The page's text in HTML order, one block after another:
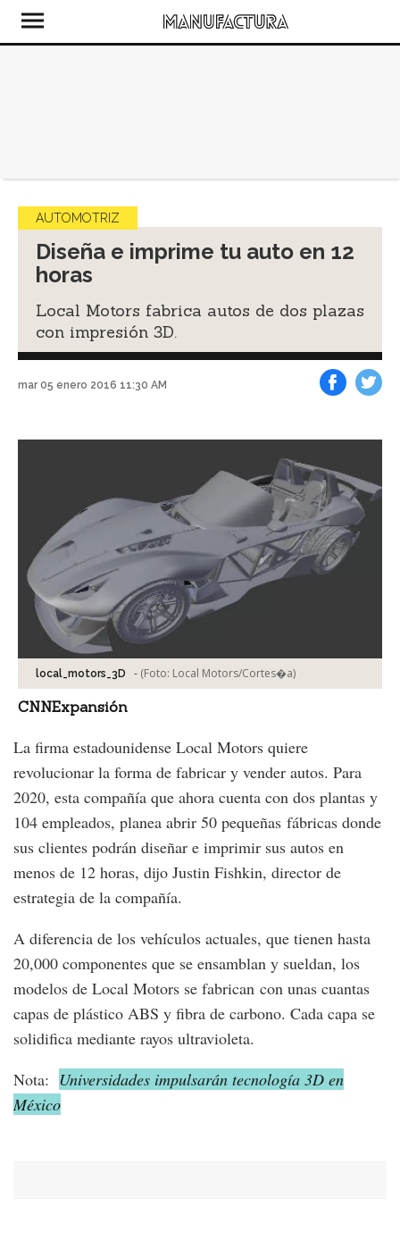
AUTOMOTRIZ
Diseña e imprime tu auto en 12
horas
Local Motors fabrica autos de dos plazas
con impresión 3D.
mar 05 enero 2016 11:30 AM
local_motors_3D - (Foto: Local Motors/Cortes�a)
CNNExpansión
La firma estadounidense Local Motors quiere
revolucionar la forma de fabricar y vender autos. Para
2020, esta compañía que ahora cuenta con dos plantas y
104 empleados, planea abrir 50 pequeñas fábricas donde
sus clientes podrán diseñar e imprimir sus autos en
menos de 12 horas, dijo Justin Fishkin, director de
estrategia de la compañía.
A diferencia de los vehículos actuales, que tienen hasta
20,000 componentes que se ensamblan y sueldan, los
modelos de Local Motors se fabrican con unas cuantas
capas de plástico ABS y fibra de carbono. Cada capa se
solidifica mediante rayos ultravioleta.
Nota: Universidades impulsarán tecnología 3D en
México